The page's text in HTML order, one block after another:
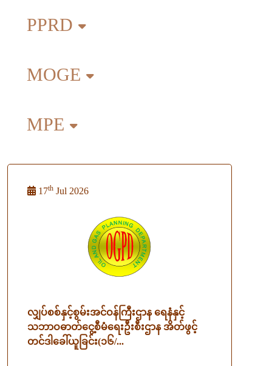
PPRD
MOGE
MPE
17th Jul 2026
လျှပ်စစ်နှင့်စွမ်းအင်ဝန်ကြီးဌာန ရေနံနှင့်
သဘာဝဓာတ်ငွေ့စီမံရေးဦးစီးဌာန အိတ်ဖွင့်
တင်ဒါခေါ်ယူခြင်း(၁၆/...